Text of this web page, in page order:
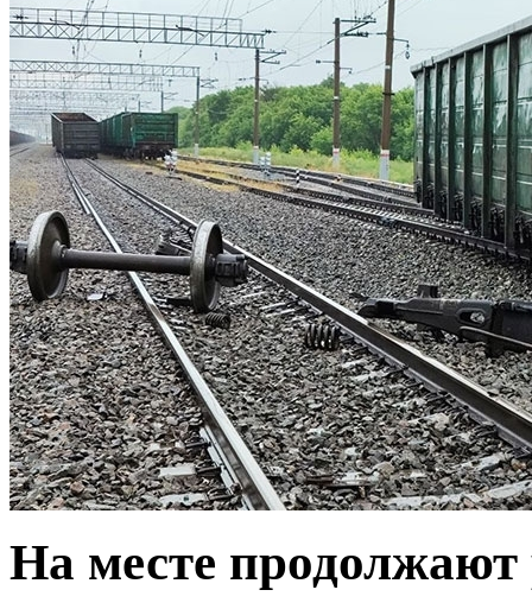
На месте продолжают